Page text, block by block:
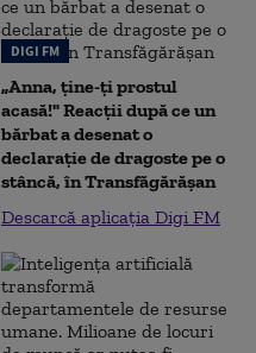
DIGI FM
„Anna, ţine-ţi prostul
acasă!" Reacţii după ce un
bărbat a desenat o
declaraţie de dragoste pe o
stâncă, în Transfăgărăşan
Descarcă aplicația Digi FM